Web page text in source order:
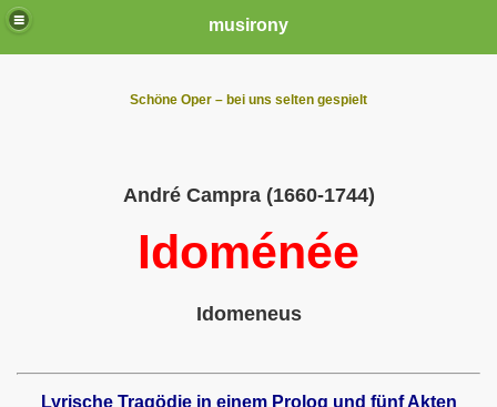
musirony
Schöne Oper – bei uns selten gespielt
André Campra (1660-1744)
Idoménée
Idomeneus
Lyrische Tragödie in einem Prolog und fünf Akten